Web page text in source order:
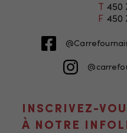
T 450
F 450
INSCRIVEZ-
À NOTRE